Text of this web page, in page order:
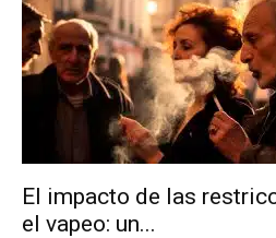
El impacto de las
el vapeo: un...